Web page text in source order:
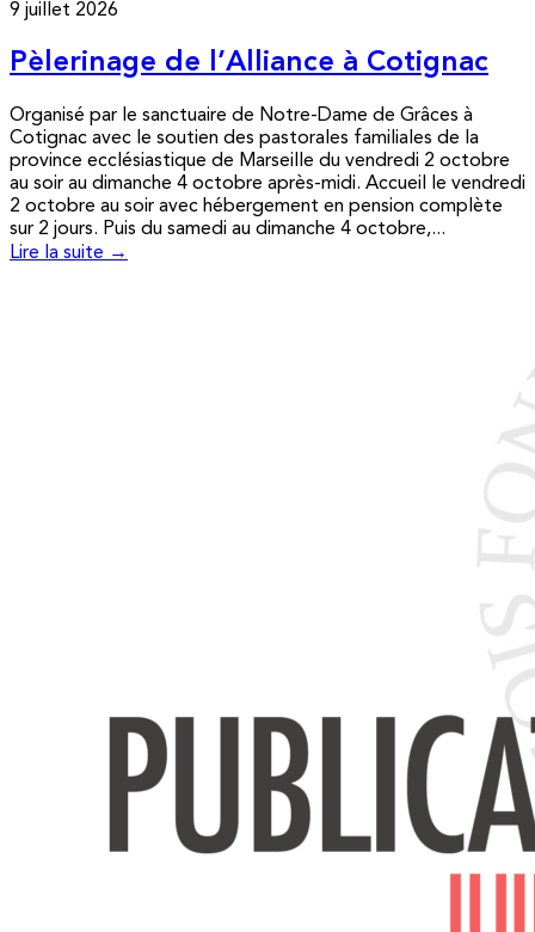
9 juillet 2026
Pèlerinage de l’Alliance à Cotignac
Organisé par le sanctuaire de Notre-Dame de Grâces à
Cotignac avec le soutien des pastorales familiales de la
province ecclésiastique de Marseille du vendredi 2 octobre
au soir au dimanche 4 octobre après-midi. Accueil le vendredi
2 octobre au soir avec hébergement en pension complète
sur 2 jours. Puis du samedi au dimanche 4 octobre,...
Lire la suite →